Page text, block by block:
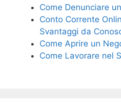
Come Denunciare
Conto Corrente
Svantaggi da
Come Aprire un
Come Lavorare nel